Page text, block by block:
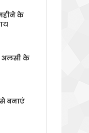
के
अलसी के
बनाएं